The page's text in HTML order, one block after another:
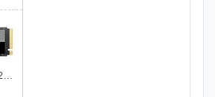
Lexar NM790 1TB M.2 (LNM790X001TRNNNG)